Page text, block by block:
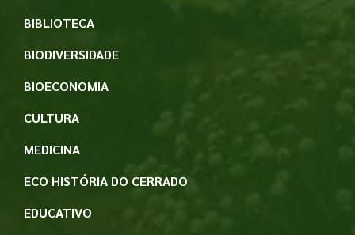
BIBLIOTECA
BIODIVERSIDADE
BIOECONOMIA
CULTURA
MEDICINA
ECO HISTÓRIA DO CERRADO
EDUCATIVO